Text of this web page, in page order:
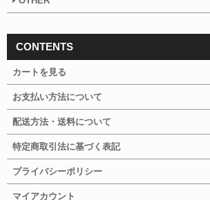
CONTENTS
カートを見る
お支払い方法について
配送方法・送料について
特定商取引法に基づく表記
プライバシーポリシー
マイアカウント